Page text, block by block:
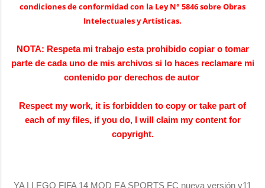
condiciones de conformidad con la Ley N° 5846 sobre Obras
Intelectuales y Artísticas.
NOTA: Respeta mi trabajo esta prohibido copiar o tomar
parte de cada uno de mis archivos si lo haces reclamare mi
contenido por derechos de autor
Respect my work, it is forbidden to copy or take part of
each of my files, if you do, I will claim my content for
copyright.
YA LLEGO FIFA 14 MOD EA SPORTS FC nueva versión v11